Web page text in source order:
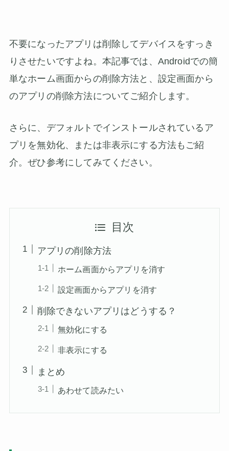
不要になったアプリは削除してデバイスをすっき
りさせたいですよね。本記事では、 Androidでの簡
単なホーム画面からの削除方法と、設定画面から
のアプリの削除方法についてご紹介します。
さらに、デフォルトでインストールされているア
プリを無効化、または非表示にする方法もご紹
介。ぜひ参考にしてみてください。
目次
アプリの削除方法
ホーム画面からアプリを消す
設定画面からアプリを消す
削除できないアプリはどうする？
無効化にする
非表示にする
まとめ
あわせて読みたい